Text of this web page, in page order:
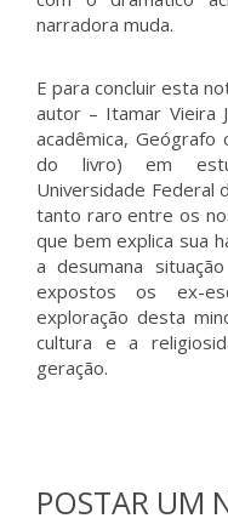
narradora muda.
E para concluir esta
autor – Itamar Vieira
acadêmica,
do livro) em
Universidade Federal
tanto raro entre os
que bem explica sua
a desumana
expostos os ex-
exploração desta
cultura e a
geração.
POSTAR UM